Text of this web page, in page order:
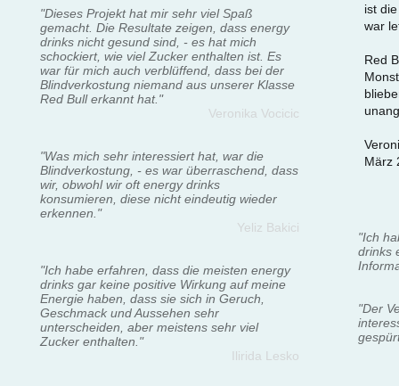
"Dieses Projekt hat mir sehr viel Spaß
gemacht. Die Resultate zeigen, dass energy
drinks nicht gesund sind, - es hat mich
schockiert, wie viel Zucker enthalten ist. Es
war für mich auch verblüffend, dass bei der
Blindverkostung niemand aus unserer Klasse
Red Bull erkannt hat."
Veronika Vocicic
"Was mich sehr interessiert hat, war die
Blindverkostung, - es war überraschend, dass
wir, obwohl wir oft energy drinks
konsumieren, diese nicht eindeutig wieder
erkennen."
Yeliz Bakici
"Ich habe erfahren, dass die meisten energy
drinks gar keine positive Wirkung auf meine
Energie haben, dass sie sich in Geruch,
Geschmack und Aussehen sehr
unterscheiden, aber meistens sehr viel
Zucker enthalten."
Ilirida Lesko
ist
war
Red
März
"Ich
drinks
"Der